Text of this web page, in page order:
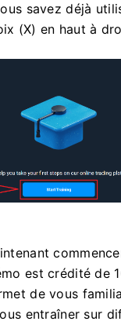
savez déjà
(X) en haut à
est crédité de
de vous
entraîner sur